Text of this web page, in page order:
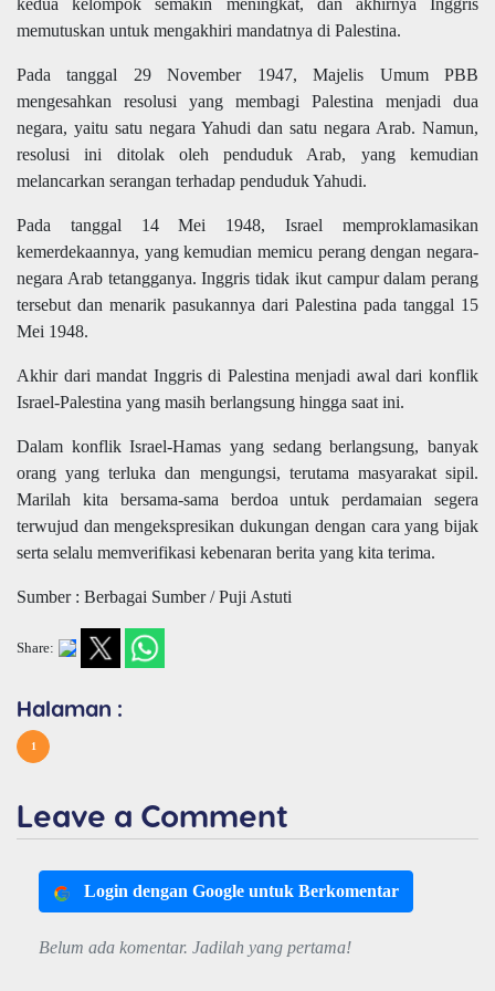
kedua kelompok semakin meningkat, dan akhirnya Inggris
memutuskan untuk mengakhiri mandatnya di Palestina.
Pada tanggal 29 November 1947, Majelis Umum PBB
mengesahkan resolusi yang membagi Palestina menjadi dua
negara, yaitu satu negara Yahudi dan satu negara Arab. Namun,
resolusi ini ditolak oleh penduduk Arab, yang kemudian
melancarkan serangan terhadap penduduk Yahudi.
Pada tanggal 14 Mei 1948, Israel memproklamasikan
kemerdekaannya, yang kemudian memicu perang dengan negara-
negara Arab tetangganya. Inggris tidak ikut campur dalam perang
tersebut dan menarik pasukannya dari Palestina pada tanggal 15
Mei 1948.
Akhir dari mandat Inggris di Palestina menjadi awal dari konflik
Israel-Palestina yang masih berlangsung hingga saat ini.
Dalam konflik Israel-Hamas yang sedang berlangsung, banyak
orang yang terluka dan mengungsi, terutama masyarakat sipil.
Marilah kita bersama-sama berdoa untuk perdamaian segera
terwujud dan mengekspresikan dukungan dengan cara yang bijak
serta selalu memverifikasi kebenaran berita yang kita terima.
Sumber : Berbagai Sumber / Puji Astuti
Share:
Halaman :
1
Leave a Comment
Login dengan Google untuk Berkomentar
Belum ada komentar. Jadilah yang pertama!